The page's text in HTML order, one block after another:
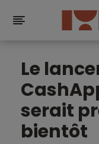
Le
serait
bientôt